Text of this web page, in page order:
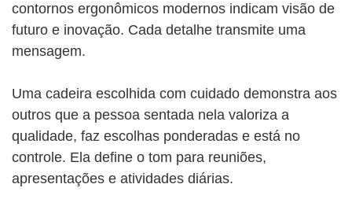
contornos ergonômicos modernos indicam visão de
futuro e inovação. Cada detalhe transmite uma
mensagem.
Uma cadeira escolhida com cuidado demonstra aos
outros que a pessoa sentada nela valoriza a
qualidade, faz escolhas ponderadas e está no
controle. Ela define o tom para reuniões,
apresentações e atividades diárias.